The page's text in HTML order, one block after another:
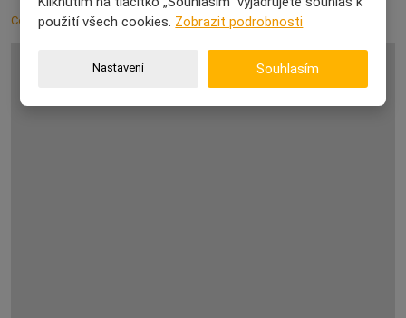
Celý článek
použití všech cookies. Zobrazit podrobnosti
Nastavení Souhlasím